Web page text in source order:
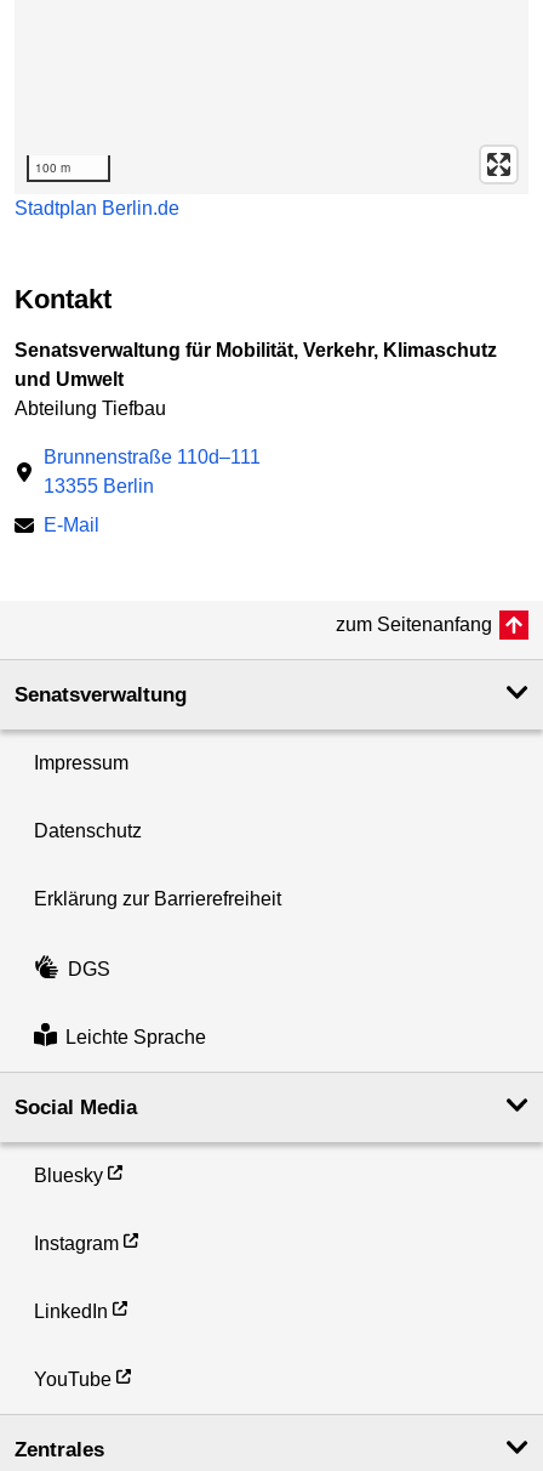
100 m
Stadtplan Berlin.de
Kontakt
Senatsverwaltung für Mobilität, Verkehr, Klimaschutz
und Umwelt
Abteilung Tiefbau
Brunnenstraße 110d–111
13355 Berlin
E-Mail
zum Seitenanfang
Senatsverwaltung
Impressum
Datenschutz
Erklärung zur Barrierefreiheit
DGS
Leichte Sprache
Social Media
Bluesky
Instagram
LinkedIn
YouTube
Zentrales